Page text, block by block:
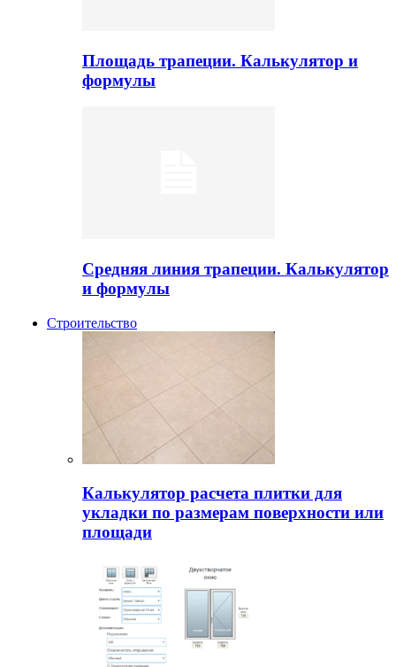
Площадь трапеции. Калькулятор и
формулы
Средняя линия трапеции. Калькулятор
и формулы
Строительство
Калькулятор расчета плитки для
укладки по размерам поверхности или
площади